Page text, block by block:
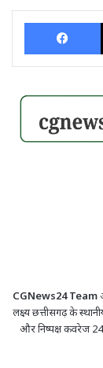
CGNews24 Team
लक्ष्य छत्तीसगढ़ के
और निष्पक्ष कवरेज